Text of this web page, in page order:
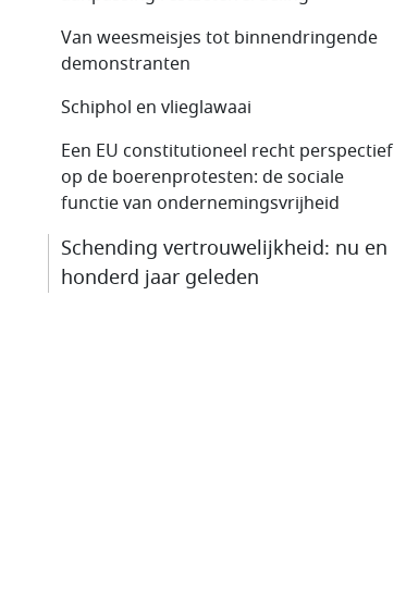
Van weesmeisjes tot binnendringende
demonstranten
Schiphol en vlieglawaai
Een EU constitutioneel recht perspectief
op de boerenprotesten: de sociale
functie van ondernemingsvrijheid
Schending vertrouwelijkheid: nu en
honderd jaar geleden